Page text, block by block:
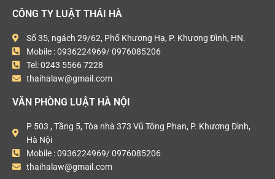
CÔNG TY LUẬT THÁI HÀ
Số 35, ngách 29/62, Phố Khương Hạ, P. Khương Đình, HN.
Mobile : 0936224969/ 0976085206
Tel: 0243 5566 7228
thaihalaw@gmail.com
VĂN PHÒNG LUẬT HÀ NỘI
P 503 , Tầng 5, Tòa nhà 373 Vũ Tông Phan, P. Khương Đình,
Hà Nội
Mobile : 0936224969/ 0976085206
thaihalaw@gmail.com